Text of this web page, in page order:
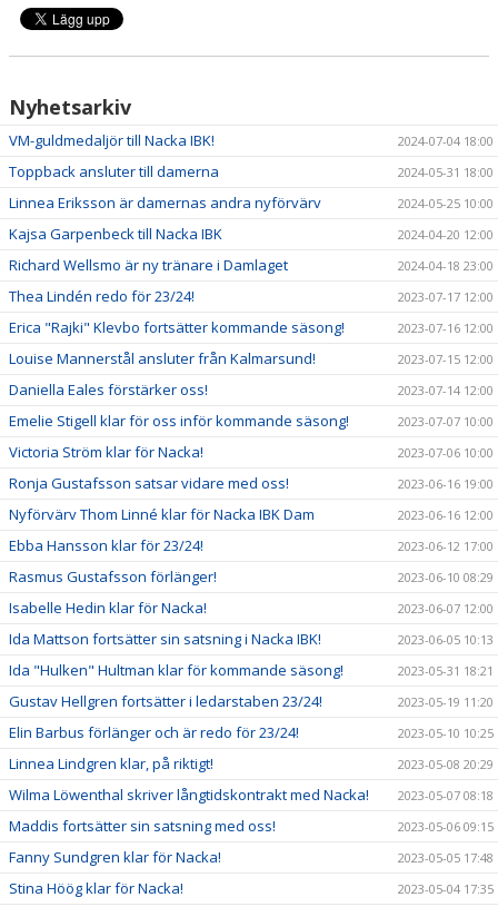
Nyhetsarkiv
VM-guldmedaljör till Nacka IBK! 2024-07-04 18:00
Toppback ansluter till damerna 2024-05-31 18:00
Linnea Eriksson är damernas andra nyförvärv 2024-05-25 10:00
Kajsa Garpenbeck till Nacka IBK 2024-04-20 12:00
Richard Wellsmo är ny tränare i Damlaget 2024-04-18 23:00
Thea Lindén redo för 23/24! 2023-07-17 12:00
Erica "Rajki" Klevbo fortsätter kommande säsong! 2023-07-16 12:00
Louise Mannerstål ansluter från Kalmarsund! 2023-07-15 12:00
Daniella Eales förstärker oss! 2023-07-14 12:00
Emelie Stigell klar för oss inför kommande säsong! 2023-07-07 10:00
Victoria Ström klar för Nacka! 2023-07-06 10:00
Ronja Gustafsson satsar vidare med oss! 2023-06-16 19:00
Nyförvärv Thom Linné klar för Nacka IBK Dam 2023-06-16 12:00
Ebba Hansson klar för 23/24! 2023-06-12 17:00
Rasmus Gustafsson förlänger! 2023-06-10 08:29
Isabelle Hedin klar för Nacka! 2023-06-07 12:00
Ida Mattson fortsätter sin satsning i Nacka IBK! 2023-06-05 10:13
Ida "Hulken" Hultman klar för kommande säsong! 2023-05-31 18:21
Gustav Hellgren fortsätter i ledarstaben 23/24! 2023-05-19 11:20
Elin Barbus förlänger och är redo för 23/24! 2023-05-10 10:25
Linnea Lindgren klar, på riktigt! 2023-05-08 20:29
Wilma Löwenthal skriver långtidskontrakt med Nacka! 2023-05-07 08:18
Maddis fortsätter sin satsning med oss! 2023-05-06 09:15
Fanny Sundgren klar för Nacka! 2023-05-05 17:48
Stina Höög klar för Nacka! 2023-05-04 17:35